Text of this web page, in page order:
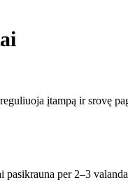
įtampą ir srovę
per 2–3